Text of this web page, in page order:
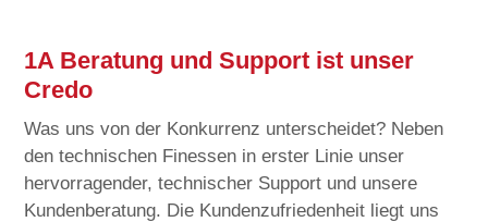
1A Beratung und Support ist unser
Credo
Was uns von der Konkurrenz unterscheidet? Neben
den technischen Finessen in erster Linie unser
hervorragender, technischer Support und unsere
Kundenberatung. Die Kundenzufriedenheit liegt uns